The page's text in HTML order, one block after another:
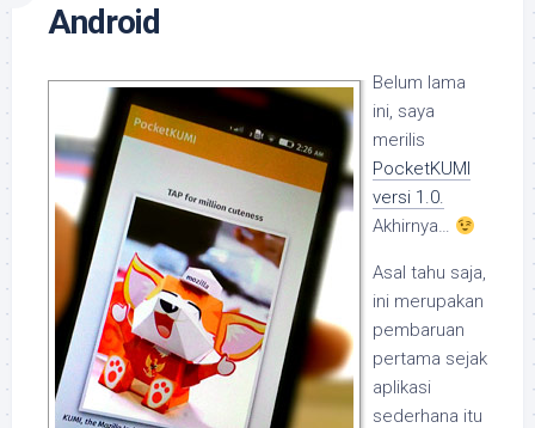
Android
Belum lama
ini, saya
merilis
PocketKUMI
versi 1.0.
Akhirnya…
Asal tahu saja,
ini merupakan
pembaruan
pertama sejak
aplikasi
sederhana itu